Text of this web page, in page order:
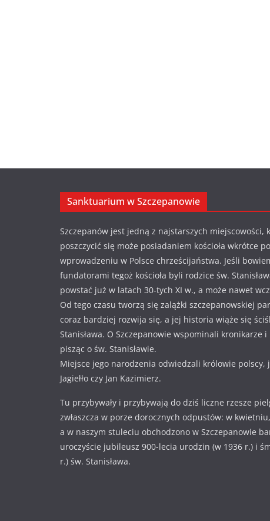
Sanktuarium w Szczepanowie
Szczepanów jest jedną z najstarszych miejscowości,
poszczycić się może posiadaniem kościoła wkrótce po
wprowadzeniu w Polsce chrześcijaństwa. Jeśli
fundatorami tegoż kościoła byli rodzice św.
powstać już w latach 30-tych XI w., a może nawet
Od tego czasu tworzą się zalążki szczepanowskiej
coraz bardziej rozwija się, a jej historia wiąże się
Stanisława. O Szczepanowie wspominali kronikarze i
pisząc o św. Stanisławie.
Miejsce jego narodzenia odwiedzali królowie polscy,
Jagiełło czy Jan Kazimierz.
Tu przybywały i przybywają do dziś liczne rzesze
zwłaszcza w porze dorocznych odpustów: w
a w naszym stuleciu obchodzono w Szczepanowie
uroczyście jubileusz 900-lecia urodzin (w 1936 r.) i
r.) św. Stanisława.